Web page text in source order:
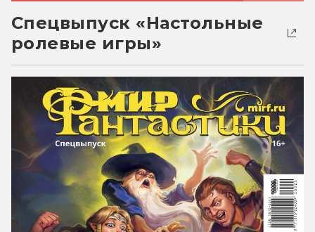
Спецвыпуск «Настольные
ролевые игры»